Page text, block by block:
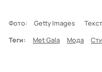
Фото: Getty Images
Теги:
Met Gala Мода